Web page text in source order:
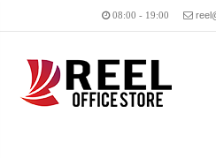
08:00 - 19:00